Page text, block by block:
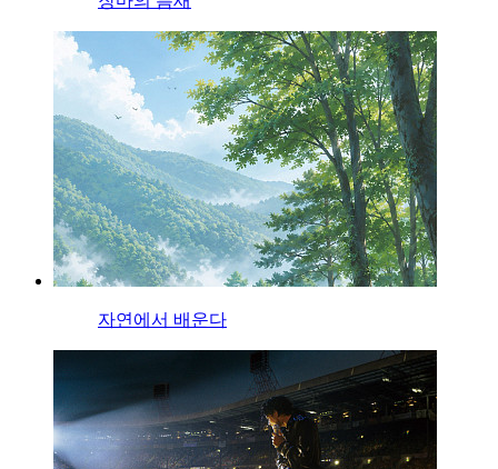
자연에서 배운다